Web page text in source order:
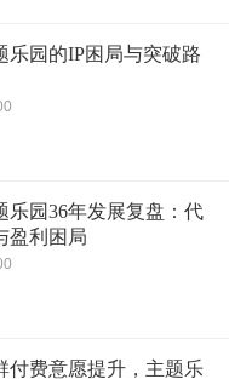
乐园的IP困局与突破路
乐园36年发展复盘：代
盈利困局
付费意愿提升，主题乐